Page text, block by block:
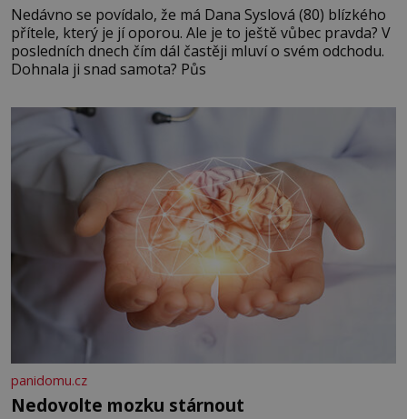
Nedávno se povídalo, že má Dana Syslová (80) blízkého
přítele, který je jí oporou. Ale je to ještě vůbec pravda? V
posledních dnech čím dál častěji mluví o svém odchodu.
Dohnala ji snad samota? Půs
panidomu.cz
Nedovolte mozku stárnout